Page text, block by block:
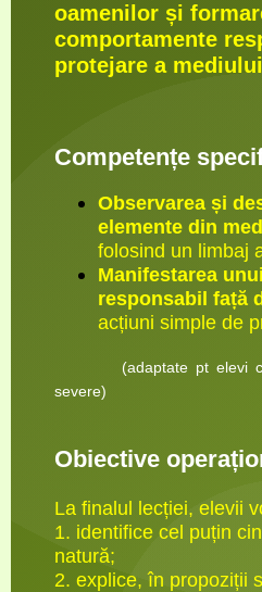
oamenilor și
comportamente
protejare a
Competențe
Observarea și
elemente din
folosind un limbaj
Manifestarea
responsabil față
acțiuni simple de
(adaptate pt elevi cu
severe)
Obiective
La finalul lecției, elevii
1. identifice cel puțin
natură;
2. explice, în propoziții